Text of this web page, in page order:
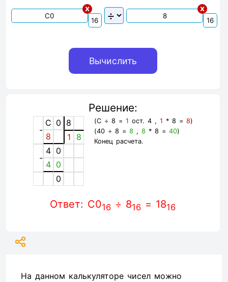
x x
Решение:
-
C 0 8
8
1 8
-
4 0
4 0
0
(C ÷ 8 = 1 ост. 4 , 1 * 8 = 8)
(40 ÷ 8 = 8 , 8 * 8 = 40)
Конец расчета.
Ответ: C016 ÷ 816 = 1816
На данном калькуляторе чисел можно